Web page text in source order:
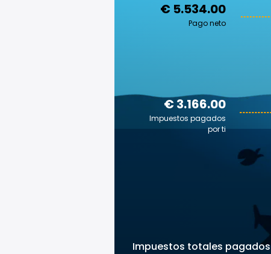
€ 5.534.00
Pago neto
€ 3.166.00
Impuestos pagados
por ti
Impuestos totales pagados